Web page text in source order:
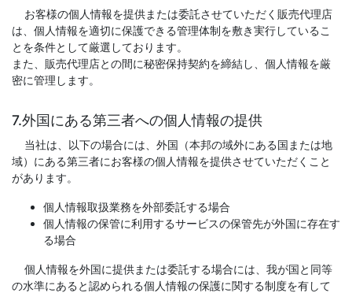
お客様の個人情報を提供または委託させていただく販売代理店
は、個人情報を適切に保護できる管理体制を敷き実行しているこ
とを条件として厳選しております。
また、販売代理店との間に秘密保持契約を締結し、個人情報を厳
密に管理します。
7.外国にある第三者への個人情報の提供
当社は、以下の場合には、外国（本邦の域外にある国または地
域）にある第三者にお客様の個人情報を提供させていただくこと
があります。
個人情報取扱業務を外部委託する場合
個人情報の保管に利用するサービスの保管先が外国に存在す
る場合
個人情報を外国に提供または委託する場合には、我が国と同等
の水準にあると認められる個人情報の保護に関する制度を有して